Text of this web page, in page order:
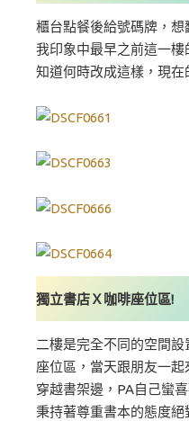
櫃台點餐後給號碼牌，想
我印象中最早之前這一
知道何時改成這樣，現
獨立書店Ｘ咖啡座位區!
二樓是完全不同的空間
座位區，當天跟朋友一起
穿越書架邊，PA自己蠻
秉持著尊重書本的態度絕